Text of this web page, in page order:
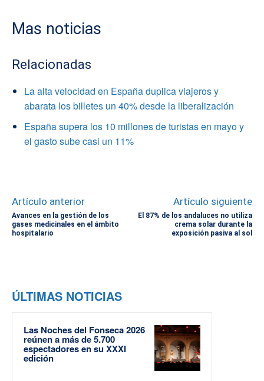
Mas noticias
Relacionadas
La alta velocidad en España duplica viajeros y
abarata los billetes un 40% desde la liberalización
España supera los 10 millones de turistas en mayo y
el gasto sube casi un 11%
Artículo anterior
Avances en la gestión de los
gases medicinales en el ámbito
hospitalario
Artículo siguiente
El 87% de los andaluces no utiliza
crema solar durante la
exposición pasiva al sol
ÚLTIMAS NOTICIAS
Las Noches del Fonseca 2026
reúnen a más de 5.700
espectadores en su XXXI
edición